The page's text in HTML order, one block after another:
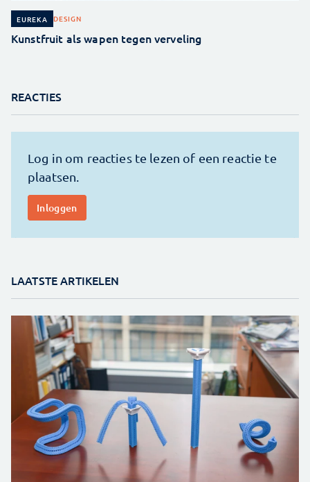
EUREKA DESIGN
Kunstfruit als wapen tegen verveling
REACTIES
LAATSTE ARTIKELEN